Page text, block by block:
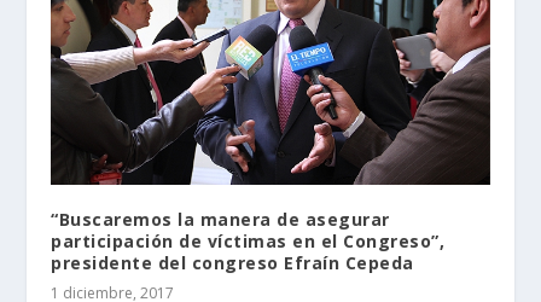
“Buscaremos la manera de asegurar
participación de víctimas en el Congreso”,
presidente del congreso Efraín Cepeda
1 diciembre, 2017